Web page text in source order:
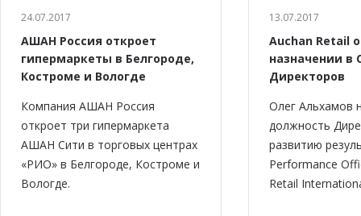
24.07.2017
АШАН Россия откроет
гипермаркеты в Белгороде,
Костроме и Вологде
Компания АШАН Россия
откроет три гипермаркета
АШАН Сити в торговых центрах
«РИО» в Белгороде, Костроме и
Вологде.
13.07.2017
Auchan Retail
назначении в
Директоров
Олег Альхамов
должность
развитию
Performance
Retail